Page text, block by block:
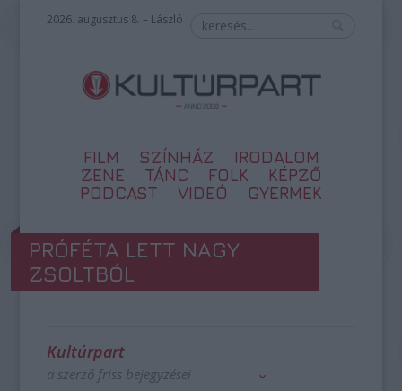
2026. augusztus 8. – László
FILM SZÍNHÁZ
IRODALOM
ZENE
TÁNC FOLK
KÉPZŐ
PODCAST
VIDEÓ GYERMEK
PRÓFÉTA LETT NAGY
ZSOLTBÓL
Kultúrpart
a szerző friss bejegyzései